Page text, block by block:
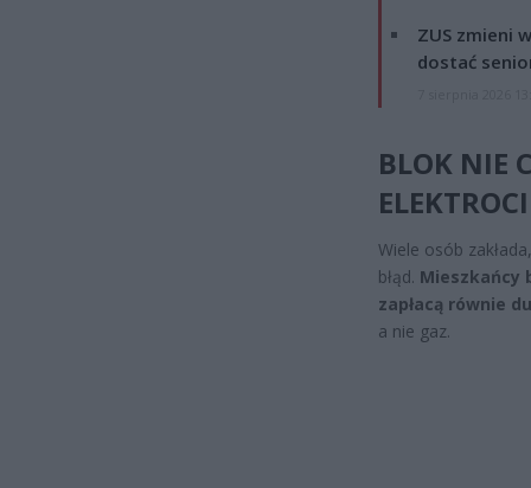
ZUS zmieni
dostać
BLOK NIE
Wiele osób
błąd. Mieszkańcy
zapłacą równie
a nie gaz.